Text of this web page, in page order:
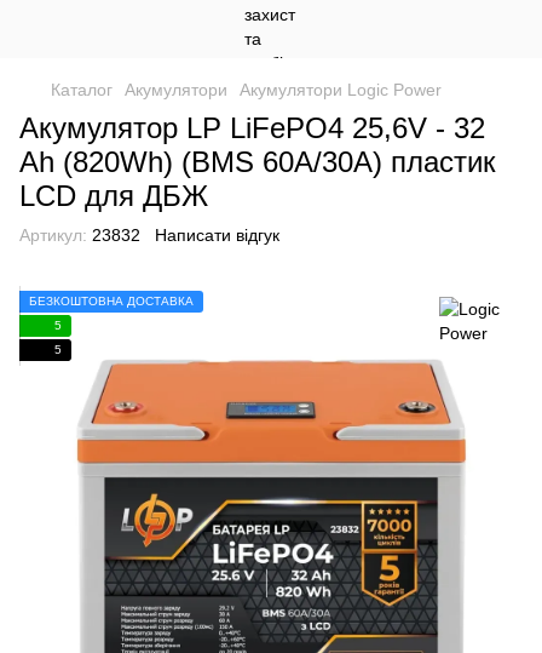
Каталог Акумулятори Акумулятори Logic Power
Акумулятор LP LiFePO4 25,6V - 32
Ah (820Wh) (BMS 60А/30A) пластик
LCD для ДБЖ
Артикул: 23832 Написати відгук
БЕЗКОШТОВНА ДОСТАВКА
5
5